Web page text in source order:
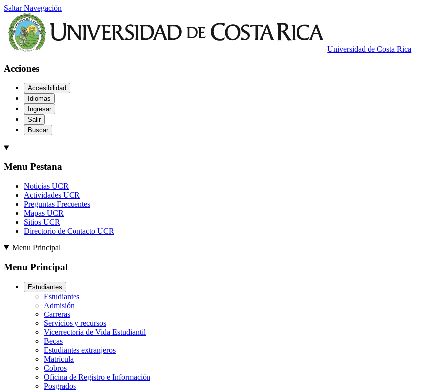
Saltar Navegación
Universidad de Costa Rica
Acciones
Accesibilidad
Idiomas
Ingresar
Salir
Buscar
Menu Pestana
Noticias UCR
Actividades UCR
Preguntas Frecuentes
Mapas UCR
Sitios UCR
Directorio de Contacto UCR
Menu Principal
Menu Principal
Estudiantes
Estudiantes
Admisión
Carreras
Servicios y recursos
Vicerrectoría de Vida Estudiantil
Becas
Estudiantes extranjeros
Matrícula
Cobros
Oficina de Registro e Información
Posgrados